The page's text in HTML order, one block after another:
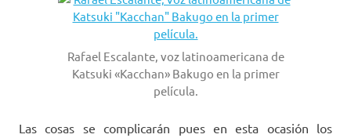
Rafael Escalante, voz latinoamericana de
Katsuki «Kacchan» Bakugo en la primer
película.
Las cosas se complicarán pues en esta ocasión los